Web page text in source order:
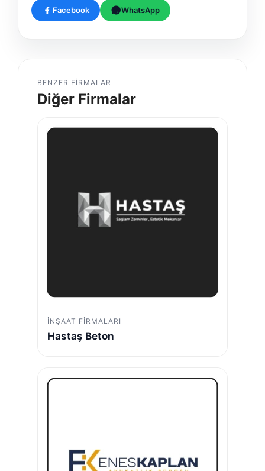
Facebook WhatsApp
BENZER FIRMALAR
Diğer Firmalar
İNŞAAT FIRMALARI
Hastaş Beton